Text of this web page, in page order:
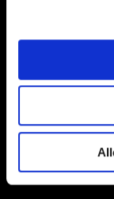
CLUB
STADION